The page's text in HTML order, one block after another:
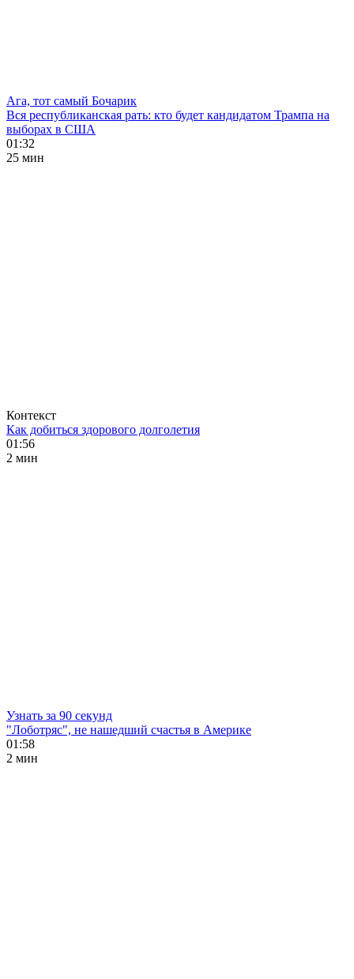
Ага, тот самый Бочарик
Вся республиканская рать: кто будет кандидатом Трампа на
выборах в США
01:32
25 мин
Контекст
Как добиться здорового долголетия
01:56
2 мин
Узнать за 90 секунд
"Лоботряс", не нашедший счастья в Америке
01:58
2 мин